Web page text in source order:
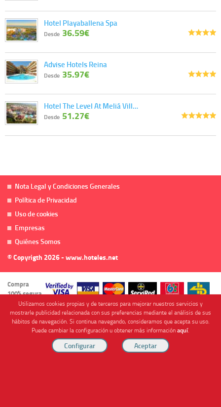
Hotel Playaballena Spa
Desde 36.59€
Advise Hotels Reina
Desde 35.97€
Hotel The Level At Meliá Vill…
Desde 51.27€
Nota Legal y Condiciones Generales
Política de Privacidad
Uso de cookies
Empresas
Quiénes Somos
© Copyrigth 2026 - www.hoteles.net
Compra
100% segura
Cofinanciado por
Utilizamos cookies propias y de terceros para mejorar nuestros servicios y
mostrarle publicidad relacionada con sus preferencias mediante el análisis de sus
hábitos de navegación. Si continua navegando, consideramos que acepta su uso.
Puede cambiar la configuración u obtener más informaciónaquí.